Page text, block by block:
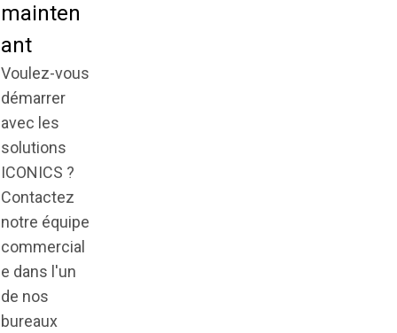
mainten
ant
Voulez-vous
démarrer
avec les
solutions
ICONICS ?
Contactez
notre équipe
commercial
e dans l'un
de nos
bureaux